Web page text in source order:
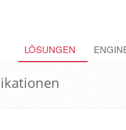
LÖSUNGEN